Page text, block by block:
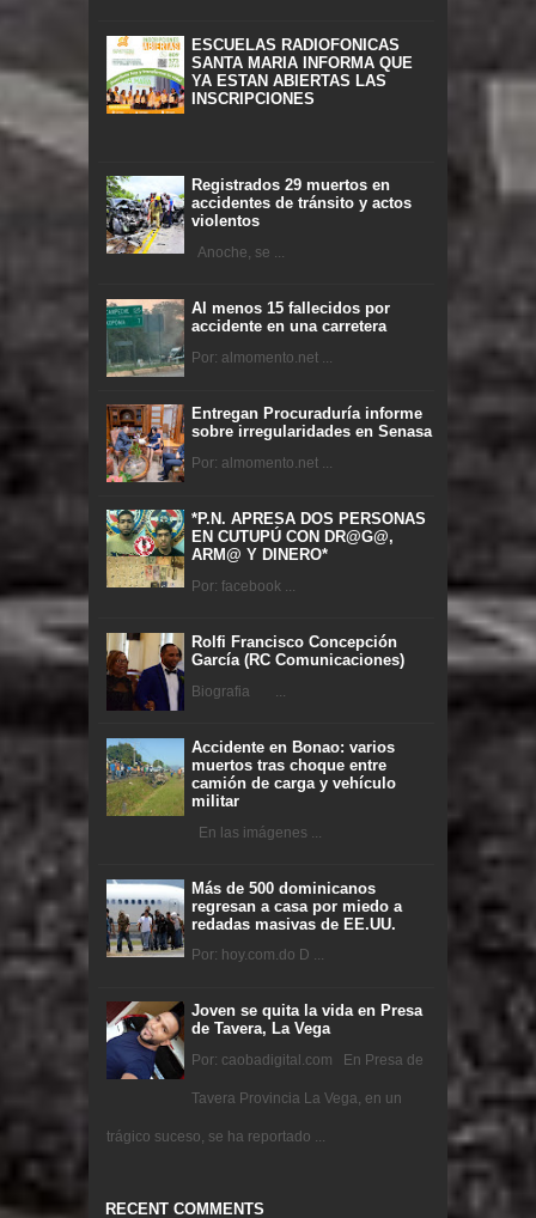
ESCUELAS RADIOFONICAS
SANTA MARIA INFORMA QUE
YA ESTAN ABIERTAS LAS
INSCRIPCIONES
Registrados 29 muertos en
accidentes de tránsito y actos
violentos
Anoche, se ...
Al menos 15 fallecidos por
accidente en una carretera
Por: almomento.net ...
Entregan Procuraduría informe
sobre irregularidades en Senasa
Por: almomento.net ...
*P.N. APRESA DOS PERSONAS
EN CUTUPÚ CON DR@G@,
ARM@ Y DINERO*
Por: facebook ...
Rolfi Francisco Concepción
García (RC Comunicaciones)
Biografia ...
Accidente en Bonao: varios
muertos tras choque entre
camión de carga y vehículo
militar
En las imágenes ...
Más de 500 dominicanos
regresan a casa por miedo a
redadas masivas de EE.UU.
Por: hoy.com.do D ...
Joven se quita la vida en Presa
de Tavera, La Vega
Por: caobadigital.com En Presa de
Tavera Provincia La Vega, en un
trágico suceso, se ha reportado ...
RECENT COMMENTS